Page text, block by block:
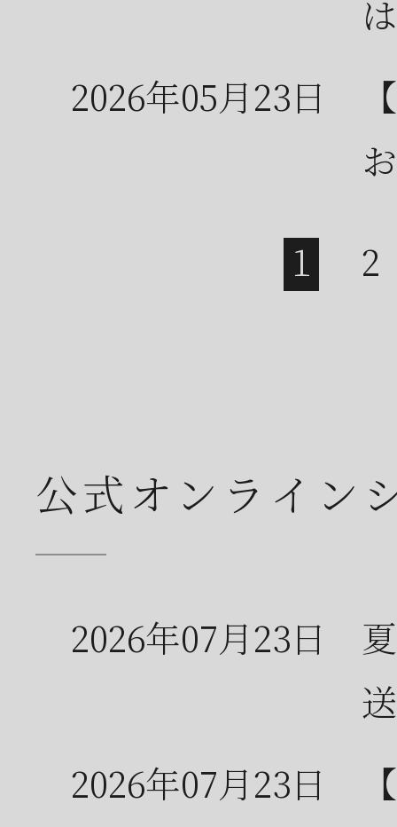
2026年05月23日
公式オンライン
2026年07月23日
2026年07月23日